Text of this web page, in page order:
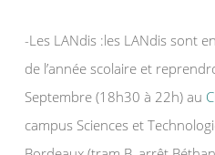
-Les LANdis :les LANdis sont
de l’année scolaire et
Septembre (18h30 à 22h) au
campus Sciences et